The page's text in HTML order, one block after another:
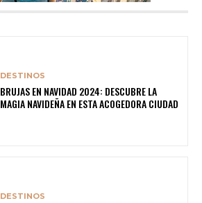
DESTINOS
BRUJAS EN NAVIDAD 2024: DESCUBRE LA
MAGIA NAVIDEÑA EN ESTA ACOGEDORA CIUDAD
DESTINOS